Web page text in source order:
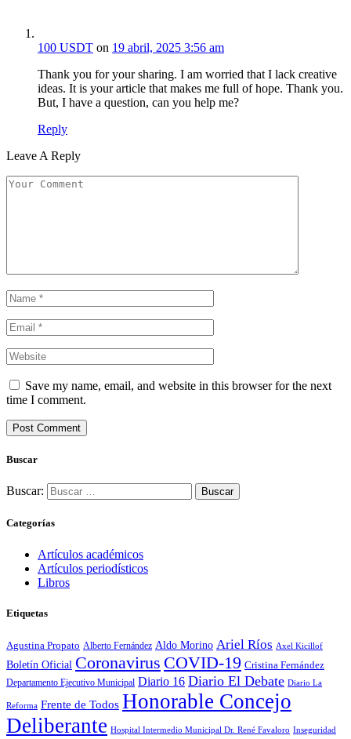
100 USDT on 19 abril, 2025 3:56 am
Thank you for your sharing. I am worried that I lack creative
ideas. It is your article that makes me full of hope. Thank you.
But, I have a question, can you help me?
Reply
Leave A Reply
Save my name, email, and website in this browser for the next
time I comment.
Buscar
Buscar:
Categorías
Artículos académicos
Artículos periodísticos
Libros
Etiquetas
Agustina Propato Alberto Fernández Aldo Morino Ariel Ríos Axel Kicillof
Boletín Oficial Coronavirus COVID-19 Cristina Fernández
Departamento Ejecutivo Municipal Diario 16 Diario El Debate Diario La
Reforma Frente de Todos Honorable Concejo
Deliberante Hospital Intermedio Municipal Dr. René Favaloro Inseguridad